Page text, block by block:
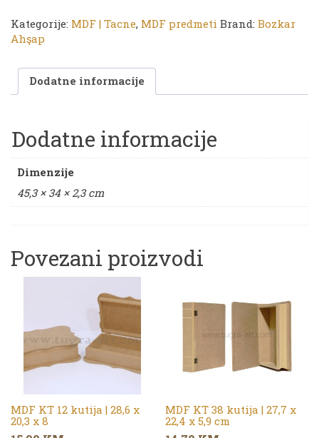
tacna
x
količina
Kategorije: MDF | Tacne, MDF predmeti Brand: Bozkar
Ahşap
Dodatne informacije
Dodatne informacije
Dimenzije
45,3 × 34 × 2,3 cm
Povezani proizvodi
MDF KT 12 kutija | 28,6 x
20,3 x 8
MDF KT 38 kutija | 27,7 x
22,4 x 5,9 cm